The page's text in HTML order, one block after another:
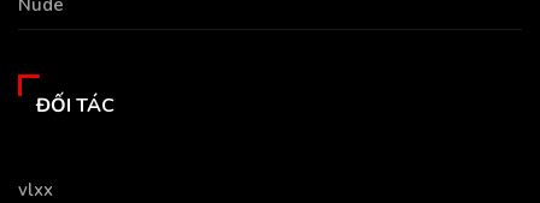
Nude
ĐỐI TÁC
vlxx